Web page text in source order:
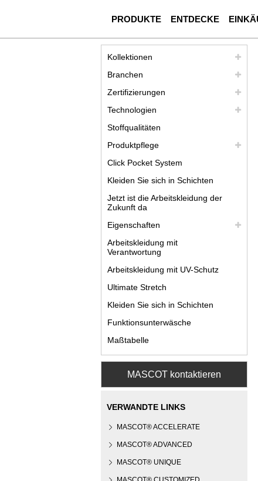
PRODUKTE ENTDECKE
Kollektionen
Branchen
Zertifizierungen
Technologien
Stoffqualitäten
Produktpflege
Click Pocket System
Kleiden Sie sich in Schichten
Jetzt ist die Arbeitskleidung der
Zukunft da
Eigenschaften
Arbeitskleidung mit
Verantwortung
Arbeitskleidung mit UV-Schutz
Ultimate Stretch
Kleiden Sie sich in Schichten
Funktionsunterwäsche
Maßtabelle
MASCOT kontaktieren
VERWANDTE LINKS
MASCOT® ACCELERATE
MASCOT® ADVANCED
MASCOT® UNIQUE